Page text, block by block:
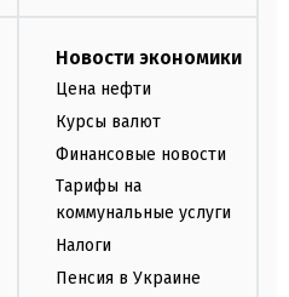
Новости экономики
Цена нефти
Курсы валют
Финансовые новости
Тарифы на
коммунальные услуги
Налоги
Пенсия в Украине